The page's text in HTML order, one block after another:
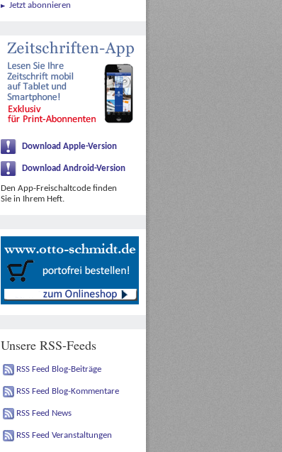
Jetzt abonnieren
Download Apple-Version
Download Android-Version
Den App-Freischaltcode finden
Sie in Ihrem Heft.
Unsere RSS-Feeds
RSS Feed Blog-Beiträge
RSS Feed Blog-Kommentare
RSS Feed News
RSS Feed Veranstaltungen